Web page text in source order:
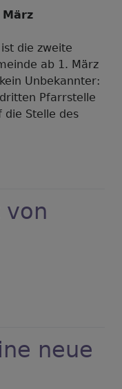
die zweite
ab 1. März
Unbekannter:
Pfarrstelle
die Stelle des
von
neue